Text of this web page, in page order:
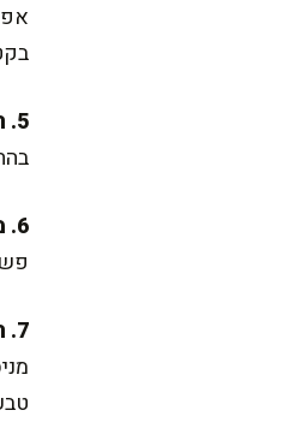
5. האם אפשר להכין מראש ולחמם כשצריך?
6. מה עושים אם הנוזלים נגמרים לפני שהפסטה מוכנה?
7. האם ילדים יאהבו את המתכון הזה?